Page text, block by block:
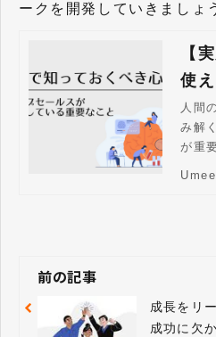
ークを開発していきましょ
【
使
ク
紹介
人間
み解
が重
問で
いる
前の記事
成長をリ
成功に欠